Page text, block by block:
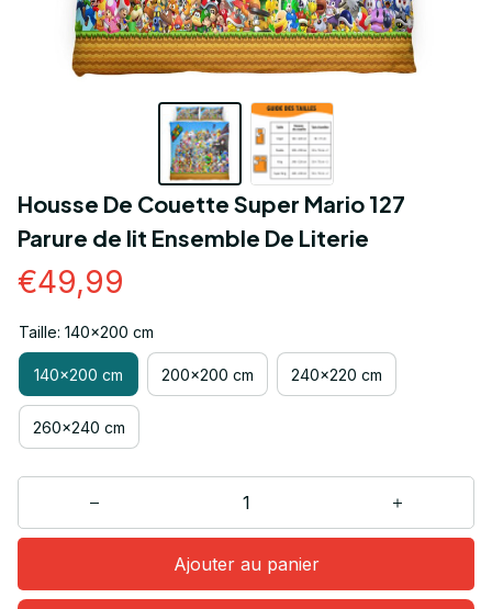
Housse De Couette Super Mario 127
Parure de lit Ensemble De Literie
€49,99
Taille: 140x200 cm
140x200 cm 200x200 cm 240x220 cm
260x240 cm
Ajouter au panier